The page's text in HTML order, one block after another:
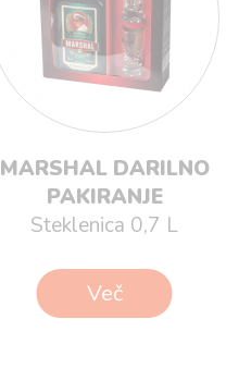
MARSHAL DARILNO
PAKIRANJE
Steklenica 0,7 L
Več